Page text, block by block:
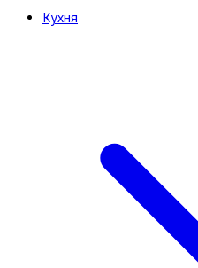
Кухня